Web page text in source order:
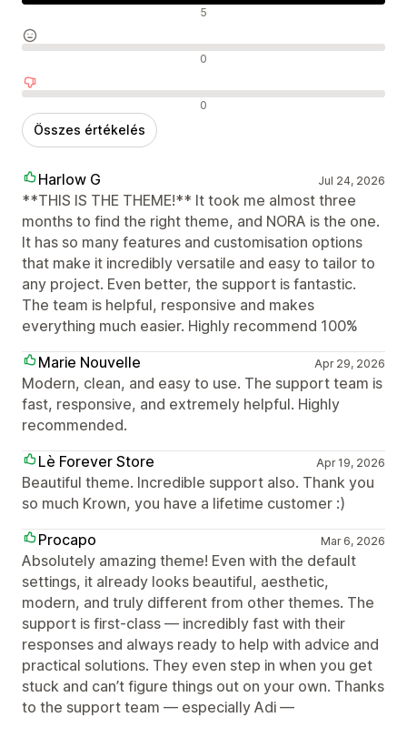
Pozitív értékelések 5
Semleges értékelések 0
Negatív értékelések 0
Összes értékelés
Harlow G Jul 24, 2026
**THIS IS THE THEME!** It took me almost three
months to find the right theme, and NORA is the one.
It has so many features and customisation options
that make it incredibly versatile and easy to tailor to
any project. Even better, the support is fantastic.
The team is helpful, responsive and makes
everything much easier. Highly recommend 100%
Marie Nouvelle
Apr 29, 2026
Modern, clean, and easy to use. The support team is
fast, responsive, and extremely helpful. Highly
recommended.
Lè Forever Store
Apr 19, 2026
Beautiful theme. Incredible support also. Thank you
so much Krown, you have a lifetime customer :)
Procapo
Mar 6, 2026
Absolutely amazing theme! Even with the default
settings, it already looks beautiful, aesthetic,
modern, and truly different from other themes. The
support is first-class — incredibly fast with their
responses and always ready to help with advice and
practical solutions. They even step in when you get
stuck and can’t figure things out on your own. Thanks
to the support team — especially Adi —